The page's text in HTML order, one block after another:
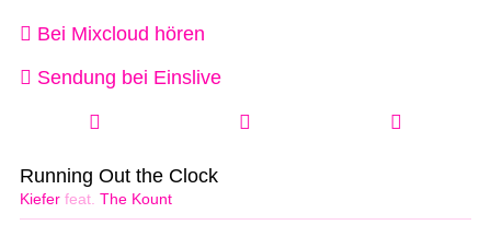
Bei Mixcloud hören
Sendung bei Einslive
Kiefer feat. The Kount
Running Out the Clock